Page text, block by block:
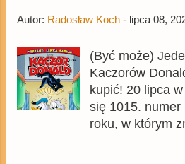
Corteggianiego i
wydana w
filmowego w
Komiks w 2009
przypadku
komiks będzie
Autor: Radosław Koch - lipca 08,
(Być może)
Kaczorów
kupić! 20 lipca
się 1015. numer
roku, w którym